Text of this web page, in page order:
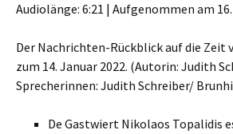
Audiolänge: 6:21 | Aufgenommen am
Der Nachrichten-Rückblick auf die Zeit
zum 14. Januar 2022. (Autorin: Judith
Sprecherinnen: Judith Schreiber/
De Gastwiert Nikolaos Topalidis